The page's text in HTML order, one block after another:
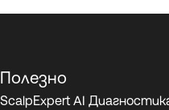
Полезно
ScalpExpert AI